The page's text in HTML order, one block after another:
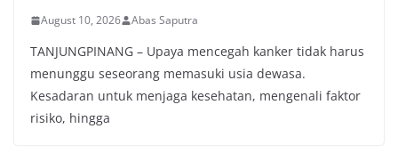
August 10, 2026 Abas Saputra
TANJUNGPINANG – Upaya mencegah kanker tidak harus
menunggu seseorang memasuki usia dewasa.
Kesadaran untuk menjaga kesehatan, mengenali faktor
risiko, hingga